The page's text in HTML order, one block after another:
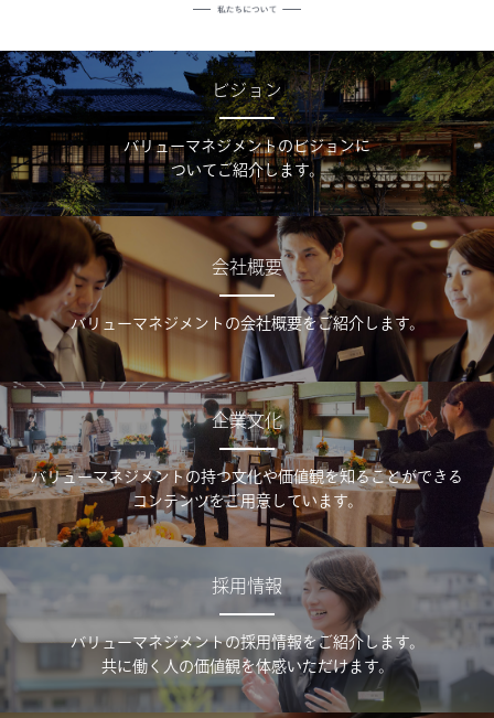
ビジョン
バリューマネジメントのビジョンに
ついてご紹介します。
会社概要
バリューマネジメントの会社概要をご紹介します。
企業文化
バリューマネジメントの持つ文化や価値観を知ることができる
コンテンツをご用意しています。
採用情報
バリューマネジメントの採用情報をご紹介します。
共に働く人の価値観を体感いただけます。